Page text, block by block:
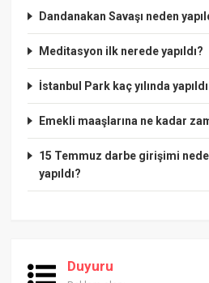
Dandanakan Savaşı neden
Meditasyon ilk nerede yapıldı?
İstanbul Park kaç yılında
Emekli maaşlarına ne kadar
15 Temmuz darbe girişimi
yapıldı?
Duyuru